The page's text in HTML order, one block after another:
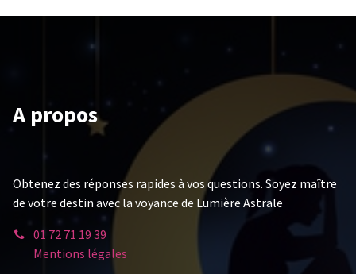
A propos
Obtenez des réponses rapides à vos questions. Soyez maître
de votre destin avec la voyance de Lumière Astrale
01 72 71 19 39
Mentions légales